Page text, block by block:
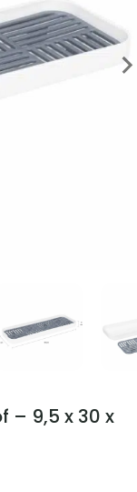
– 9,5 x 30 x